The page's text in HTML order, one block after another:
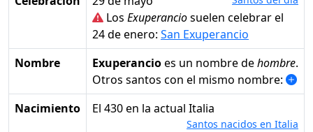
Los Exuperanciosuelen celebrar el
24 de enero: San Exuperancio
Nombre
Exuperancioes un nombre dehombre.
Otros santos con el mismo nombre:
Nacimiento
el 430 en la actual Italia
Santos nacidos en Italia